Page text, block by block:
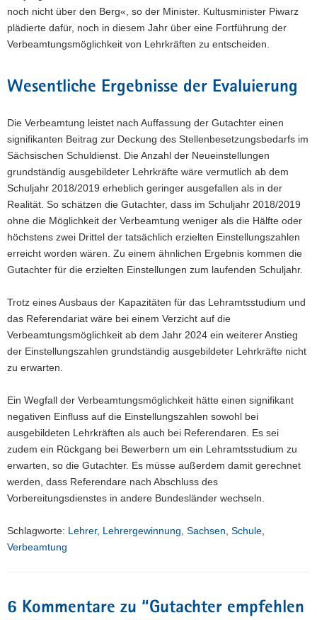
noch nicht über den Berg«, so der Minister. Kultusminister Piwarz
plädierte dafür, noch in diesem Jahr über eine Fortführung der
Verbeamtungsmöglichkeit von Lehrkräften zu entscheiden.
Wesentliche Ergebnisse der Evaluierung
Die Verbeamtung leistet nach Auffassung der Gutachter einen
signifikanten Beitrag zur Deckung des Stellenbesetzungsbedarfs im
Sächsischen Schuldienst. Die Anzahl der Neueinstellungen
grundständig ausgebildeter Lehrkräfte wäre vermutlich ab dem
Schuljahr 2018/2019 erheblich geringer ausgefallen als in der
Realität. So schätzen die Gutachter, dass im Schuljahr 2018/2019
ohne die Möglichkeit der Verbeamtung weniger als die Hälfte oder
höchstens zwei Drittel der tatsächlich erzielten Einstellungszahlen
erreicht worden wären. Zu einem ähnlichen Ergebnis kommen die
Gutachter für die erzielten Einstellungen zum laufenden Schuljahr.
Trotz eines Ausbaus der Kapazitäten für das Lehramtsstudium und
das Referendariat wäre bei einem Verzicht auf die
Verbeamtungsmöglichkeit ab dem Jahr 2024 ein weiterer Anstieg
der Einstellungszahlen grundständig ausgebildeter Lehrkräfte nicht
zu erwarten.
Ein Wegfall der Verbeamtungsmöglichkeit hätte einen signifikant
negativen Einfluss auf die Einstellungszahlen sowohl bei
ausgebildeten Lehrkräften als auch bei Referendaren. Es sei
zudem ein Rückgang bei Bewerbern um ein Lehramtsstudium zu
erwarten, so die Gutachter. Es müsse außerdem damit gerechnet
werden, dass Referendare nach Abschluss des
Vorbereitungsdienstes in andere Bundesländer wechseln.
Schlagworte: Lehrer, Lehrergewinnung, Sachsen, Schule,
Verbeamtung
6 Kommentare zu “Gutachter empfehlen